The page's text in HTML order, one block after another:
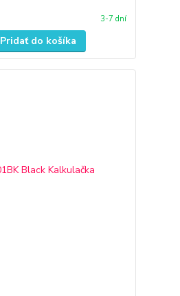
3-7 dní
Pridať do košíka